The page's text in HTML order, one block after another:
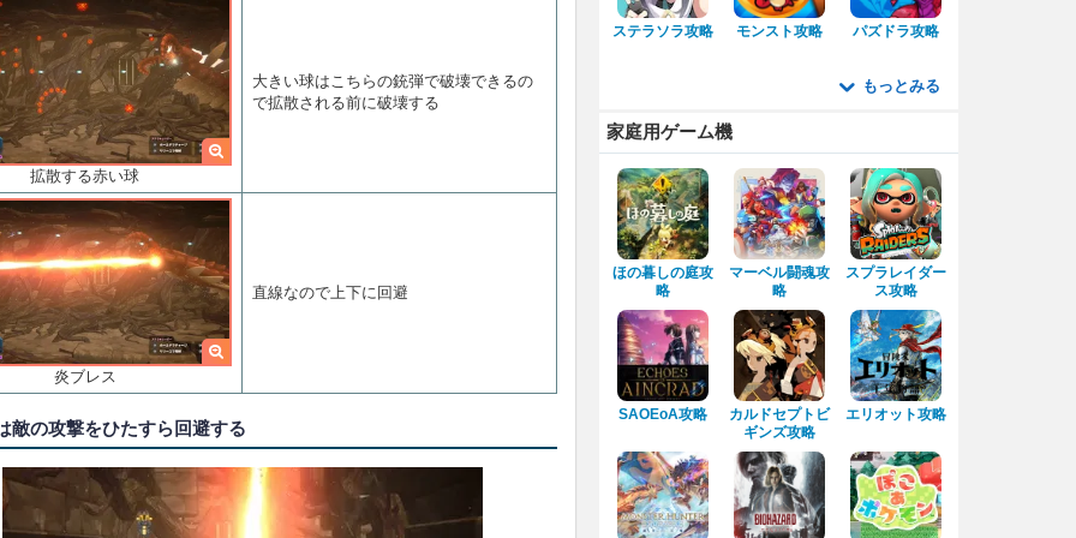
拡散する赤い球
大きい球はこちらの銃弾で破壊できるの
で拡散される前に破壊する
炎ブレス
直線なので上下に回避
敵の攻撃をひたすら回避する
ステラソラ攻略 モンスト攻略 パズドラ攻略
もっとみる
家庭用ゲーム機
ほの暮しの庭攻
略
マーベル闘魂攻
略
スプラレイダー
ス攻略
SAOEoA攻略
カルドセプトビ
ギンズ攻略
エリオット攻略